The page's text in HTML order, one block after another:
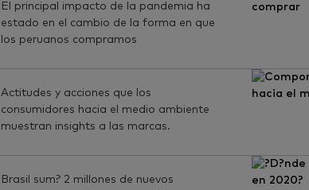
El principal impacto de la pandemia ha
estado en el cambio de la forma en que
los peruanos compramos
Actitudes y acciones que los
consumidores hacia el medio ambiente
muestran insights a las marcas.
Brasil sum? 2 millones de nuevos